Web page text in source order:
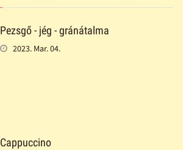
Pezsgő - jég - gránátalma
2023. Mar. 04.
Cappuccino